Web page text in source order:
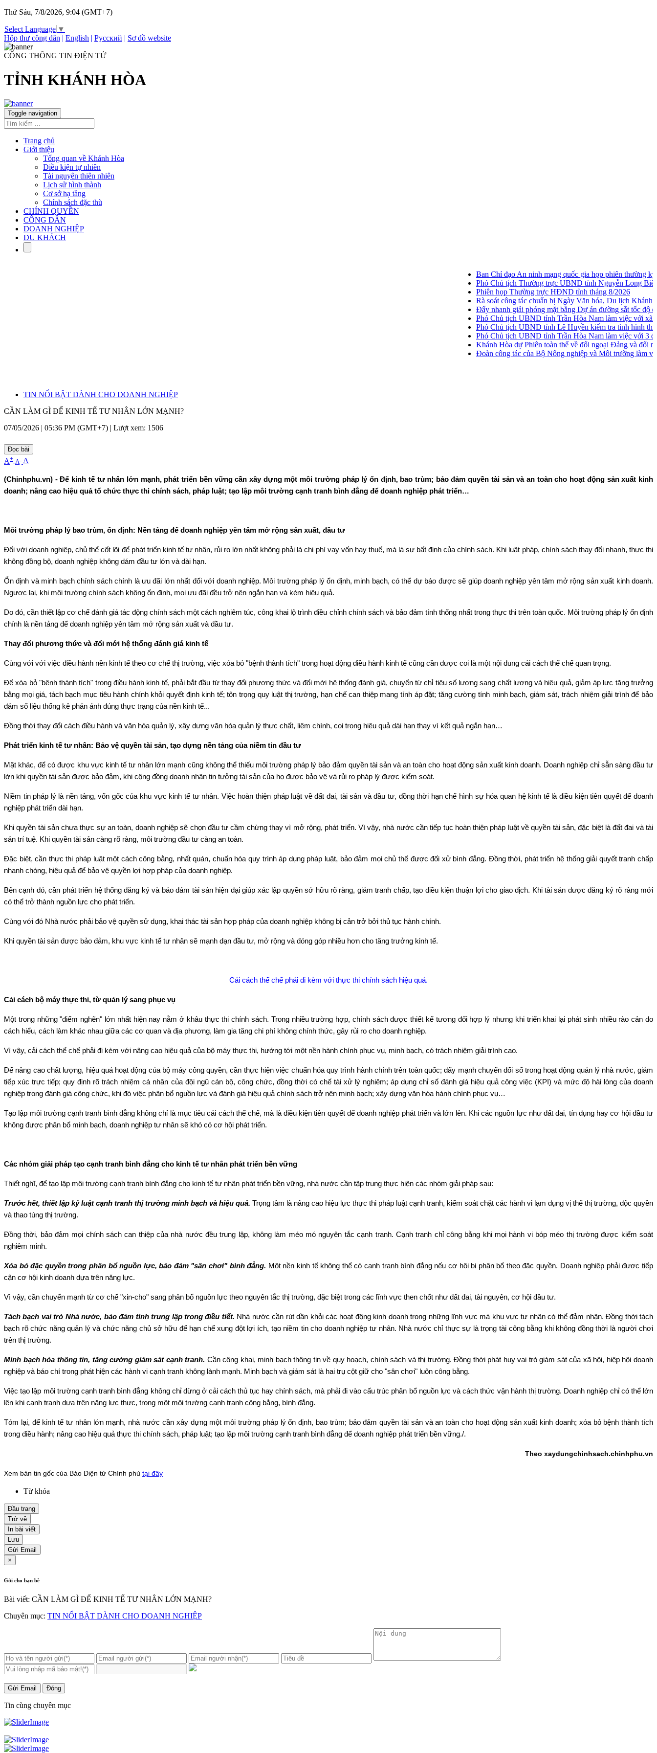
Thứ Sáu, 7/8/2026, 9:04 (GMT+7)
Select Language ▼
Hộp thư công dân | English | Русский | Sơ đồ website
CỔNG THÔNG TIN ĐIỆN TỬ
TỈNH KHÁNH HÒA
Toggle navigation
Trang chủ
Giới thiệu
Tổng quan về Khánh Hòa
Điều kiện tự nhiên
Tài nguyên thiên nhiên
Lịch sử hình thành
Cơ sở hạ tầng
Chính sách đặc thù
CHÍNH QUYỀN
CÔNG DÂN
DOANH NGHIỆP
DU KHÁCH
Ban Chỉ đạo An ninh mạng quốc gia họp phiên thường kỳ lần
Phó Chủ tịch Thường trực UBND tỉnh Nguyễn Long Biên
Phiên họp Thường trực HĐND tỉnh tháng 8/2026
Rà soát công tác chuẩn bị Ngày Văn hóa, Du lịch Khánh
Đẩy nhanh giải phóng mặt bằng Dự án đường sắt tốc độ cao
Phó Chủ tịch UBND tỉnh Trần Hòa Nam làm việc với xã
Phó Chủ tịch UBND tỉnh Lê Huyền kiểm tra tình hình thu
Phó Chủ tịch UBND tỉnh Trần Hòa Nam làm việc với 3 địa
Khánh Hòa dự Phiên toàn thể về đối ngoại Đảng và đối ngoại
Đoàn công tác của Bộ Nông nghiệp và Môi trường làm việc
TIN NỔI BẬT DÀNH CHO DOANH NGHIỆP
CẦN LÀM GÌ ĐỂ KINH TẾ TƯ NHÂN LỚN MẠNH?
07/05/2026 | 05:36 PM (GMT+7) | Lượt xem: 1506
Đọc bài
A+ A- A
(Chinhphu.vn) - Để kinh tế tư nhân lớn mạnh, phát triển bền vững cần xây dựng một môi trường pháp lý ổn định, bao trùm; bảo đảm quyền tài sản và an toàn cho hoạt động sản xuất kinh
doanh; nâng cao hiệu quả tổ chức thực thi chính sách, pháp luật; tạo lập môi trường cạnh tranh bình đẳng để doanh nghiệp phát triển…
Môi trường pháp lý bao trùm, ổn định: Nền tảng để doanh nghiệp yên tâm mở rộng sản xuất, đầu tư
Đối với doanh nghiệp, chủ thể cốt lõi để phát triển kinh tế tư nhân, rủi ro lớn nhất không phải là chi phí vay vốn hay thuế, mà là sự bất định của chính sách. Khi luật pháp, chính sách thay đổi nhanh, thực thi
không đồng bộ, doanh nghiệp không dám đầu tư lớn và dài hạn.
Ổn định và minh bạch chính sách chính là ưu đãi lớn nhất đối với doanh nghiệp. Môi trường pháp lý ổn định, minh bạch, có thể dự báo được sẽ giúp doanh nghiệp yên tâm mở rộng sản xuất kinh doanh.
Ngược lại, khi môi trường chính sách không ổn định, mọi ưu đãi đều trở nên ngắn hạn và kém hiệu quả.
Do đó, cần thiết lập cơ chế đánh giá tác động chính sách một cách nghiêm túc, công khai lộ trình điều chỉnh chính sách và bảo đảm tính thống nhất trong thực thi trên toàn quốc. Môi trường pháp lý ổn định
chính là nền tảng để doanh nghiệp yên tâm mở rộng sản xuất và đầu tư.
Thay đổi phương thức và đổi mới hệ thống đánh giá kinh tế
Cùng với với việc điều hành nền kinh tế theo cơ chế thị trường, việc xóa bỏ "bệnh thành tích" trong hoạt động điều hành kinh tế cũng cần được coi là một nội dung cải cách thể chế quan trọng.
Để xóa bỏ "bệnh thành tích" trong điều hành kinh tế, phải bắt đầu từ thay đổi phương thức và đổi mới hệ thống đánh giá, chuyển từ chỉ tiêu số lượng sang chất lượng và hiệu quả, giảm áp lực tăng trưởng
bằng mọi giá, tách bạch mục tiêu hành chính khỏi quyết định kinh tế; tôn trọng quy luật thị trường, hạn chế can thiệp mang tính áp đặt; tăng cường tính minh bạch, giám sát, trách nhiệm giải trình để bảo
đảm số liệu thống kê phản ánh đúng thực trạng của nền kinh tế...
Đồng thời thay đổi cách điều hành và văn hóa quản lý, xây dựng văn hóa quản lý thực chất, liêm chính, coi trọng hiệu quả dài hạn thay vì kết quả ngắn hạn…
Phát triển kinh tế tư nhân: Bảo vệ quyền tài sản, tạo dựng nền tảng của niềm tin đầu tư
Mặt khác, để có được khu vực kinh tế tư nhân lớn mạnh cũng không thể thiếu môi trường pháp lý bảo đảm quyền tài sản và an toàn cho hoạt động sản xuất kinh doanh. Doanh nghiệp chỉ sẵn sàng đầu tư
lớn khi quyền tài sản được bảo đảm, khi cộng đồng doanh nhân tin tưởng tài sản của họ được bảo vệ và rủi ro pháp lý được kiểm soát.
Niềm tin pháp lý là nền tảng, vốn gốc của khu vực kinh tế tư nhân. Việc hoàn thiện pháp luật về đất đai, tài sản và đầu tư, đồng thời hạn chế hình sự hóa quan hệ kinh tế là điều kiện tiên quyết để doanh
nghiệp phát triển dài hạn.
Khi quyền tài sản chưa thực sự an toàn, doanh nghiệp sẽ chọn đầu tư cầm chừng thay vì mở rộng, phát triển. Vì vậy, nhà nước cần tiếp tục hoàn thiện pháp luật về quyền tài sản, đặc biệt là đất đai và tài
sản trí tuệ. Khi quyền tài sản càng rõ ràng, môi trường đầu tư càng an toàn.
Đặc biệt, cần thực thi pháp luật một cách công bằng, nhất quán, chuẩn hóa quy trình áp dụng pháp luật, bảo đảm mọi chủ thể được đối xử bình đẳng. Đồng thời, phát triển hệ thống giải quyết tranh chấp
nhanh chóng, hiệu quả để bảo vệ quyền lợi hợp pháp của doanh nghiệp.
Bên cạnh đó, cần phát triển hệ thống đăng ký và bảo đảm tài sản hiện đại giúp xác lập quyền sở hữu rõ ràng, giảm tranh chấp, tạo điều kiện thuận lợi cho giao dịch. Khi tài sản được đăng ký rõ ràng mới
có thể trở thành nguồn lực cho phát triển.
Cùng với đó Nhà nước phải bảo vệ quyền sử dụng, khai thác tài sản hợp pháp của doanh nghiệp không bị cản trở bởi thủ tục hành chính.
Khi quyền tài sản được bảo đảm, khu vực kinh tế tư nhân sẽ mạnh dạn đầu tư, mở rộng và đóng góp nhiều hơn cho tăng trưởng kinh tế.
Cải cách thể chế phải đi kèm với thực thi chính sách hiệu quả.
Cải cách bộ máy thực thi, từ quản lý sang phục vụ
Một trong những "điểm nghẽn" lớn nhất hiện nay nằm ở khâu thực thi chính sách. Trong nhiều trường hợp, chính sách được thiết kế tương đối hợp lý nhưng khi triển khai lại phát sinh nhiều rào cản do
cách hiểu, cách làm khác nhau giữa các cơ quan và địa phương, làm gia tăng chi phí không chính thức, gây rủi ro cho doanh nghiệp.
Vì vậy, cải cách thể chế phải đi kèm với nâng cao hiệu quả của bộ máy thực thi, hướng tới một nền hành chính phục vụ, minh bạch, có trách nhiệm giải trình cao.
Để nâng cao chất lượng, hiệu quả hoạt động của bộ máy công quyền, cần thực hiện việc chuẩn hóa quy trình hành chính trên toàn quốc; đẩy mạnh chuyển đổi số trong hoạt động quản lý nhà nước, giảm
tiếp xúc trực tiếp; quy định rõ trách nhiệm cá nhân của đội ngũ cán bộ, công chức, đồng thời có chế tài xử lý nghiêm; áp dụng chỉ số đánh giá hiệu quả công việc (KPI) và mức độ hài lòng của doanh
nghiệp trong đánh giá công chức, khi đó việc phân bổ nguồn lực và đánh giá hiệu quả chính sách trở nên minh bạch; xây dựng văn hóa hành chính phục vụ…
Tạo lập môi trường cạnh tranh bình đẳng không chỉ là mục tiêu cải cách thể chế, mà là điều kiện tiên quyết để doanh nghiệp phát triển và lớn lên. Khi các nguồn lực như đất đai, tín dụng hay cơ hội đầu tư
không được phân bổ minh bạch, doanh nghiệp tư nhân sẽ khó có cơ hội phát triển.
Các nhóm giải pháp tạo cạnh tranh bình đẳng cho kinh tế tư nhân phát triển bền vững
Thiết nghĩ, để tạo lập môi trường cạnh tranh bình đẳng cho kinh tế tư nhân phát triển bền vững, nhà nước cần tập trung thực hiện các nhóm giải pháp sau:
Trước hết, thiết lập kỷ luật cạnh tranh thị trường minh bạch và hiệu quả. Trọng tâm là nâng cao hiệu lực thực thi pháp luật cạnh tranh, kiểm soát chặt các hành vi lạm dụng vị thế thị trường, độc quyền
và thao túng thị trường.
Đồng thời, bảo đảm mọi chính sách can thiệp của nhà nước đều trung lập, không làm méo mó nguyên tắc cạnh tranh. Cạnh tranh chỉ công bằng khi mọi hành vi bóp méo thị trường được kiểm soát
nghiêm minh.
Xóa bỏ đặc quyền trong phân bổ nguồn lực, bảo đảm "sân chơi" bình đẳng. Một nền kinh tế không thể có cạnh tranh bình đẳng nếu cơ hội bị phân bổ theo đặc quyền. Doanh nghiệp phải được tiếp
cận cơ hội kinh doanh dựa trên năng lực.
Vì vậy, cần chuyển mạnh từ cơ chế "xin-cho" sang phân bổ nguồn lực theo nguyên tắc thị trường, đặc biệt trong các lĩnh vực then chốt như đất đai, tài nguyên, cơ hội đầu tư.
Tách bạch vai trò Nhà nước, bảo đảm tính trung lập trong điều tiết. Nhà nước cần rút dần khỏi các hoạt động kinh doanh trong những lĩnh vực mà khu vực tư nhân có thể đảm nhận. Đồng thời tách
bạch rõ chức năng quản lý và chức năng chủ sở hữu để hạn chế xung đột lợi ích, tạo niềm tin cho doanh nghiệp tư nhân. Nhà nước chỉ thực sự là trọng tài công bằng khi không đồng thời là người chơi
trên thị trường.
Minh bạch hóa thông tin, tăng cường giám sát cạnh tranh. Cần công khai, minh bạch thông tin về quy hoạch, chính sách và thị trường. Đồng thời phát huy vai trò giám sát của xã hội, hiệp hội doanh
nghiệp và báo chí trong phát hiện các hành vi cạnh tranh không lành mạnh. Minh bạch và giám sát là hai trụ cột giữ cho "sân chơi" luôn công bằng.
Việc tạo lập môi trường cạnh tranh bình đẳng không chỉ dừng ở cải cách thủ tục hay chính sách, mà phải đi vào cấu trúc phân bổ nguồn lực và cách thức vận hành thị trường. Doanh nghiệp chỉ có thể lớn
lên khi cạnh tranh dựa trên năng lực thực, trong một môi trường cạnh tranh công bằng, bình đẳng.
Tóm lại, để kinh tế tư nhân lớn mạnh, nhà nước cần xây dựng một môi trường pháp lý ổn định, bao trùm; bảo đảm quyền tài sản và an toàn cho hoạt động sản xuất kinh doanh; xóa bỏ bệnh thành tích
trong điều hành; nâng cao hiệu quả thực thi chính sách, pháp luật; tạo lập môi trường cạnh tranh bình đẳng để doanh nghiệp phát triển bền vững./.
Theo xaydungchinhsach.chinhphu.vn
Xem bản tin gốc của Báo Điện tử Chính phủ tại đây
Từ khóa
Đầu trang
Trở về
In bài viết
Lưu
Gửi Email
×
Gởi cho bạn bè
Bài viết: CẦN LÀM GÌ ĐỂ KINH TẾ TƯ NHÂN LỚN MẠNH?
Chuyên mục: TIN NỔI BẬT DÀNH CHO DOANH NGHIỆP
Gửi Email Đóng
Tin cùng chuyên mục